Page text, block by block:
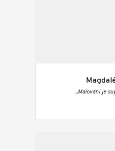
„Malování je